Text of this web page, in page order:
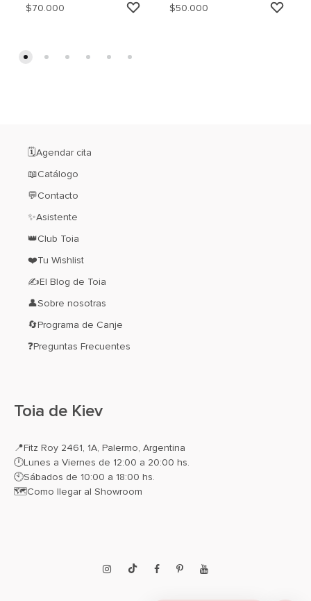
$70.000
AGREGAR
$50.000
🗓️Agendar cita
📖Catálogo
💬Contacto
✨Asistente
👑Club Toia
❤️Tu Wishlist
✍El Blog de Toia
👤Sobre nosotras
🔄Programa de Canje
❓Preguntas Frecuentes
Toia de Kiev
📍Fitz Roy 2461, 1A, Palermo, Argentina
🕛Lunes a Viernes de 12:00 a 20:00 hs.
🕙Sábados de 10:00 a 18:00 hs.
🗺️Como llegar al Showroom
InstagramTikTokFacebook
PinterestYouTube